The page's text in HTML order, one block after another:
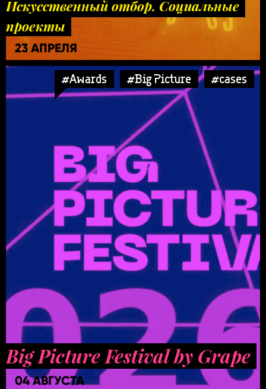
Искусственный отбор. Социальные
проекты
23 АПРЕЛЯ
#Awards #Big Picture #cases
Big Picture Festival by Grape
04 АВГУСТА